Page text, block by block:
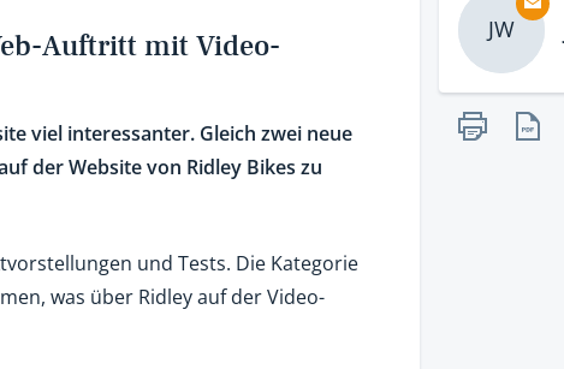
Auftritt mit Video-
viel interessanter. Gleich zwei neue
der Website von Ridley Bikes zu
und Tests. Die Kategorie
was über Ridley auf der Video-
JW